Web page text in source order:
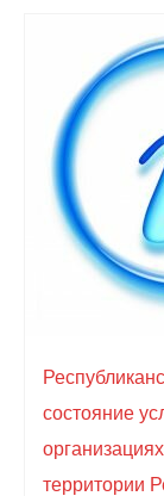
состояние
территории